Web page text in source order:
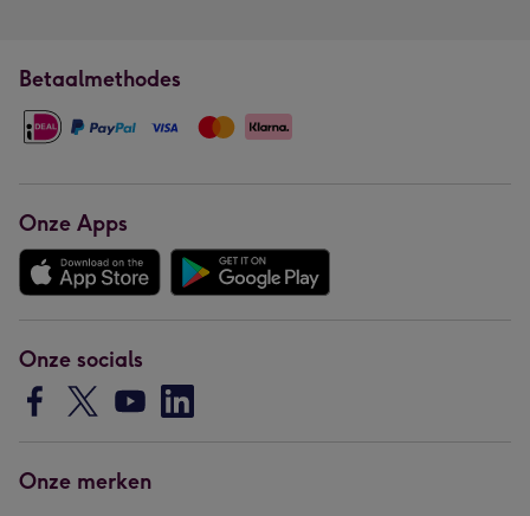
Betaalmethodes
Onze Apps
Onze socials
Onze merken